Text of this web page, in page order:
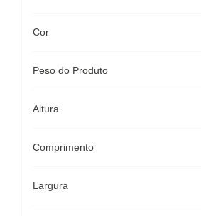
Cor
Peso do Produto
Altura
Comprimento
Largura